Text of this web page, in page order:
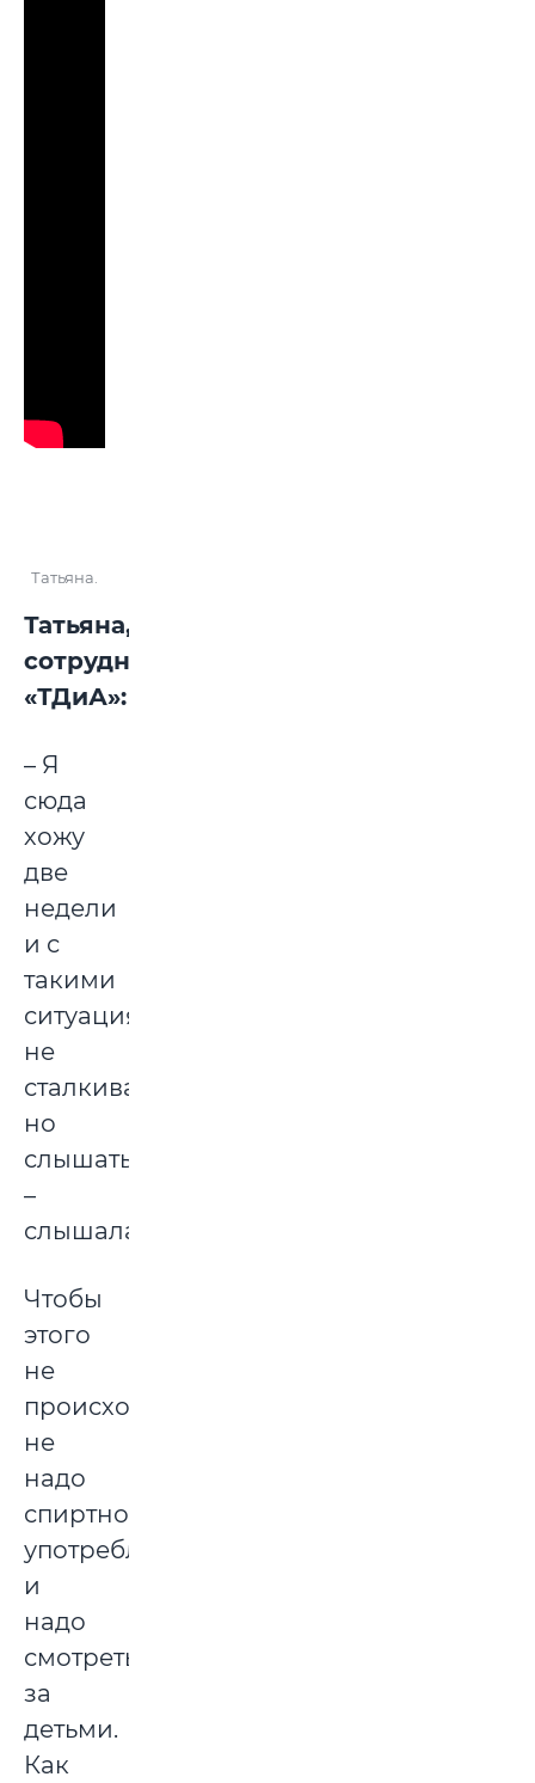
Татьяна.
Татьяна,
сотрудница
«ТДиА»:
– Я
сюда
хожу
две
недели
и с
такими
ситуациями
не
сталкивалась,
но
слышать
–
слышала.
Чтобы
этого
не
происходило,
не
надо
спиртное
употреблять
и
надо
смотреть
за
детьми.
Как